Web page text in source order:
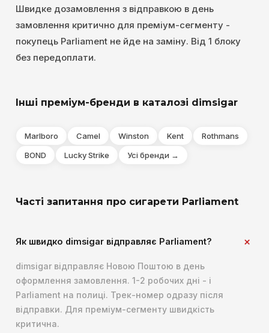
Швидке дозамовлення з відправкою в день
замовлення критично для преміум-сегменту -
покупець Parliament не йде на заміну. Від 1 блоку
без передоплати.
Інші преміум-бренди в каталозі dimsigar
Marlboro Camel Winston Kent
Rothmans
BOND
Lucky Strike Усі бренди →
Часті запитання про сигарети Parliament
Як швидко dimsigar відправляє Parliament?
dimsigar відправляє Новою Поштою в день
оформлення замовлення. 1-2 робочих дні - і
Parliament на полиці. Трек-номер одразу після
відправки. Для преміум-сегменту швидкість
критична.